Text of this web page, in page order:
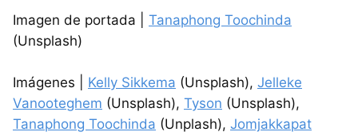
Imagen de portada | Tanaphong Toochinda
(Unsplash)
Imágenes | Kelly Sikkema (Unsplash), Jelleke
Vanooteghem (Unsplash), Tyson (Unsplash),
Tanaphong Toochinda (Unplash), Jomjakkapat